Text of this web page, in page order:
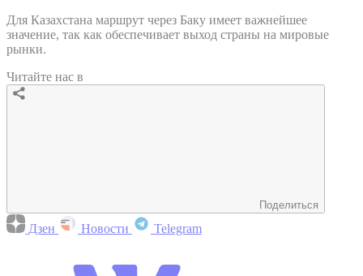
Для Казахстана маршрут через Баку имеет важнейшее
значение, так как обеспечивает выход страны на мировые
рынки.
Читайте нас в
Поделиться
Дзен Новости Telegram